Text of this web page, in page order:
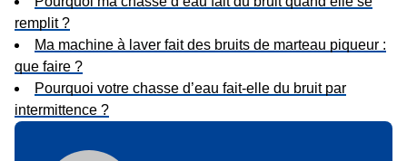
remplit ?
Ma machine à laver fait des bruits de marteau piqueur :
que faire ?
Pourquoi votre chasse d’eau fait-elle du bruit par
intermittence ?